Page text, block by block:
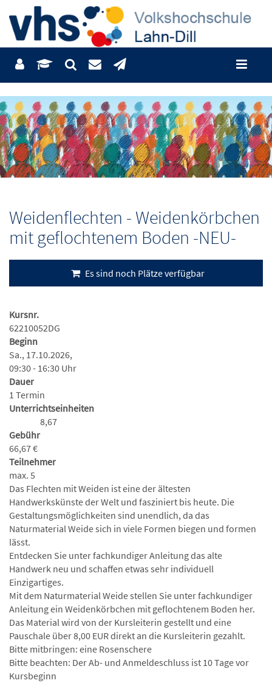
Weidenflechten - Weidenkörbchen
mit geflochtenem Boden -NEU-
Es sind noch Plätze verfügbar
Kursnr.
62210052DG
Beginn
Sa., 17.10.2026,
09:30 - 16:30 Uhr
Dauer
1 Termin
Unterrichtseinheiten
8,67
Gebühr
66,67 €
Teilnehmer
max. 5
Das Flechten mit Weiden ist eine der ältesten
Handwerkskünste der Welt und fasziniert bis heute. Die
Gestaltungsmöglichkeiten sind unendlich, da das
Naturmaterial Weide sich in viele Formen biegen und formen
lässt.
Entdecken Sie unter fachkundiger Anleitung das alte
Handwerk neu und schaffen etwas sehr individuell
Einzigartiges.
Mit dem Naturmaterial Weide stellen Sie unter fachkundiger
Anleitung ein Weidenkörbchen mit geflochtenem Boden her.
Das Material wird von der Kursleiterin gestellt und eine
Pauschale über 8,00 EUR direkt an die Kursleiterin gezahlt.
Bitte mitbringen: eine Rosenschere
Bitte beachten: Der Ab- und Anmeldeschluss ist 10 Tage vor
Kursbeginn